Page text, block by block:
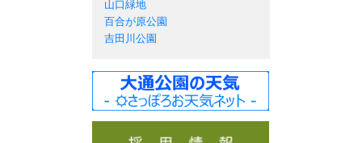
山口緑地
百合が原公園
吉田川公園